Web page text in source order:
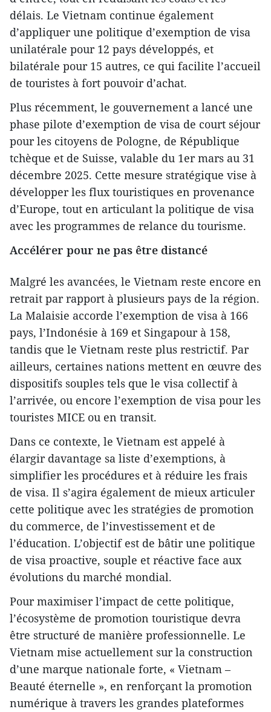
délais. Le Vietnam continue également
d’appliquer une politique d’exemption de visa
unilatérale pour 12 pays développés, et
bilatérale pour 15 autres, ce qui facilite l’accueil
de touristes à fort pouvoir d’achat.
Plus récemment, le gouvernement a lancé une
phase pilote d’exemption de visa de court séjour
pour les citoyens de Pologne, de République
tchèque et de Suisse, valable du 1er mars au 31
décembre 2025. Cette mesure stratégique vise à
développer les flux touristiques en provenance
d’Europe, tout en articulant la politique de visa
avec les programmes de relance du tourisme.
Accélérer pour ne pas être distancé
Malgré les avancées, le Vietnam reste encore en
retrait par rapport à plusieurs pays de la région.
La Malaisie accorde l’exemption de visa à 166
pays, l’Indonésie à 169 et Singapour à 158,
tandis que le Vietnam reste plus restrictif. Par
ailleurs, certaines nations mettent en œuvre des
dispositifs souples tels que le visa collectif à
l’arrivée, ou encore l’exemption de visa pour les
touristes MICE ou en transit.
Dans ce contexte, le Vietnam est appelé à
élargir davantage sa liste d’exemptions, à
simplifier les procédures et à réduire les frais
de visa. Il s’agira également de mieux articuler
cette politique avec les stratégies de promotion
du commerce, de l’investissement et de
l’éducation. L’objectif est de bâtir une politique
de visa proactive, souple et réactive face aux
évolutions du marché mondial.
Pour maximiser l’impact de cette politique,
l’écosystème de promotion touristique devra
être structuré de manière professionnelle. Le
Vietnam mise actuellement sur la construction
d’une marque nationale forte, « Vietnam –
Beauté éternelle », en renforçant la promotion
numérique à travers les grandes plateformes